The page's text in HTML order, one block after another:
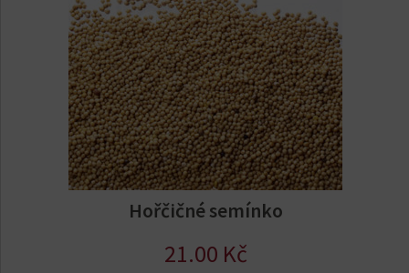
Hořčičné semínko
21.00 Kč